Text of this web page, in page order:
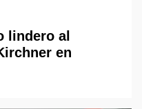
lindero al
en